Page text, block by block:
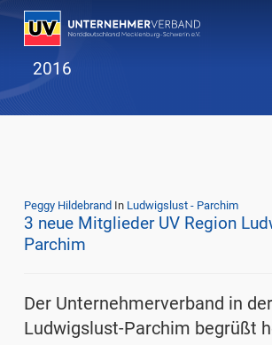
Skip
main
content
2016
Peggy Hildebrand In Ludwigslust - Parchim
3 neue Mitglieder UV Region
Parchim
Der Unternehmerverband in
Ludwigslust-Parchim begrüßt